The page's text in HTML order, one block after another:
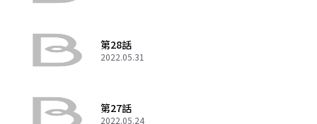
第28話
2022.05.31
第27話
2022.05.24